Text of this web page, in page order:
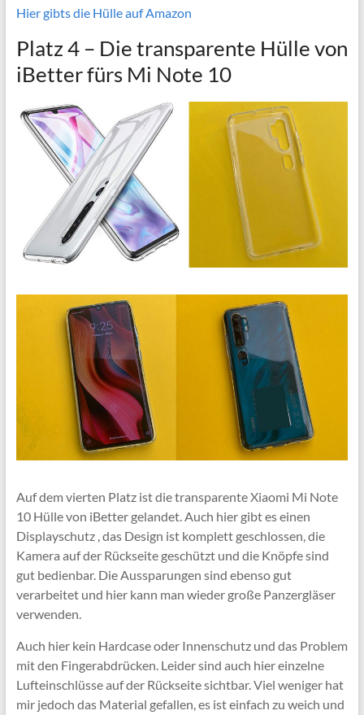
Hier gibts die Hülle auf Amazon
Platz 4 – Die transparente Hülle von
iBetter fürs Mi Note 10
Auf dem vierten Platz ist die transparente Xiaomi Mi Note
10 Hülle von iBetter gelandet. Auch hier gibt es einen
Displayschutz , das Design ist komplett geschlossen, die
Kamera auf der Rückseite geschützt und die Knöpfe sind
gut bedienbar. Die Aussparungen sind ebenso gut
verarbeitet und hier kann man wieder große Panzergläser
verwenden.
Auch hier kein Hardcase oder Innenschutz und das Problem
mit den Fingerabdrücken. Leider sind auch hier einzelne
Lufteinschlüsse auf der Rückseite sichtbar. Viel weniger hat
mir jedoch das Material gefallen, es ist einfach zu weich und